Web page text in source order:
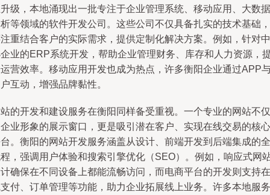
级，本地涌现出一批专注于企业管理系统、移动应用、大数据
等领域的软件开发公司。这些公司不仅具备扎实的技术基础，
重结合客户的实际需求，提供定制化解决方案。例如，针对中
业的ERP系统开发，帮助企业管理财务、库存和人力资源，
营效率。移动应用开发也成为热点，许多衡阳企业通过APP
互动，增强品牌黏性。
的开发和建设服务在衡阳同样备受重视。一个专业的网站不仅
业形象的展示窗口，更是吸引潜在客户、实现在线交易的核心
。衡阳的网站开发服务涵盖从设计、前端开发到后端集成的全
，强调用户体验和搜索引擎优化（SEO）。例如，响应式网
确保在不同设备上都能流畅访问，而电商平台的开发则支持在
付、订单管理等功能，助力企业拓展线上业务。许多本地服务